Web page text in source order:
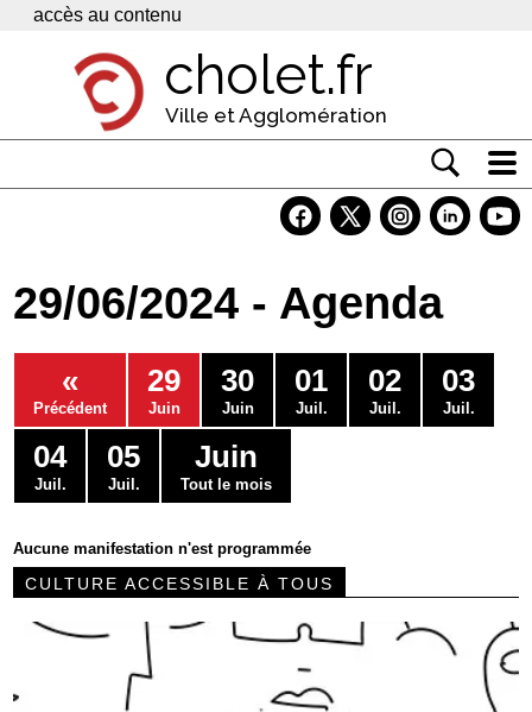
Panneau de gestion des cookies
accès au contenu
cholet.fr
Ville et Agglomération
Economie
Services
Contacts
29/06/2024 - Agenda
«
Précédent
29
Juin
30
Juin
01
Juil.
02
Juil.
03
Juil.
04
Juil.
05
Juil.
Juin
Tout le mois
Aucune manifestation n'est programmée
CULTURE ACCESSIBLE À TOUS